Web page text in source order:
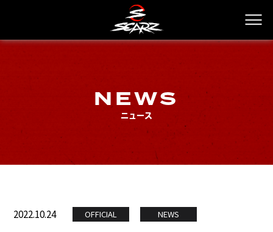
NEWS
ニュース
2022.10.24 OFFICIAL NEWS